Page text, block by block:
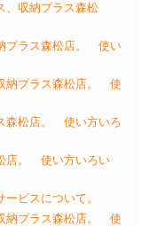
、収納プラス森松
プラス森松店。 使い
納プラス森松店。 使
森松店。 使い方いろ
店。 使い方いろい
ビスについて。
納プラス森松店。 使